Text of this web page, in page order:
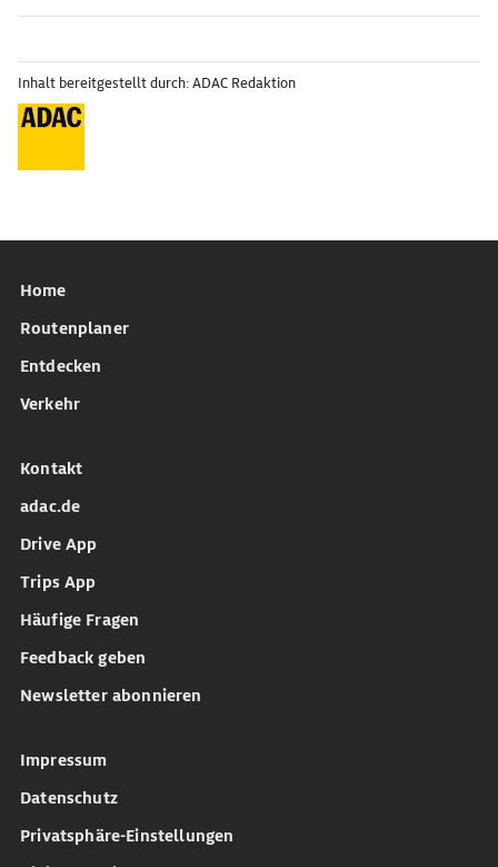
Inhalt bereitgestellt durch: ADAC Redaktion
Home
Routenplaner
Entdecken
Verkehr
Kontakt
adac.de
Drive App
Trips App
Häufige Fragen
Feedback geben
Newsletter abonnieren
Impressum
Datenschutz
Privatsphäre-Einstellungen